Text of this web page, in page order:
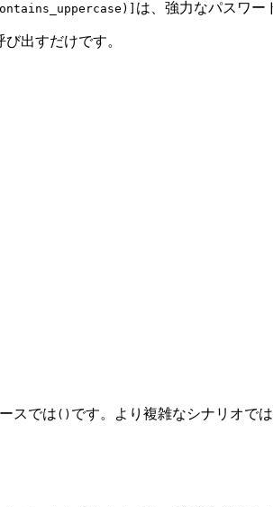
は、強力なパスワー
び出すだけです。
スでは () です。より複雑なシナリオで